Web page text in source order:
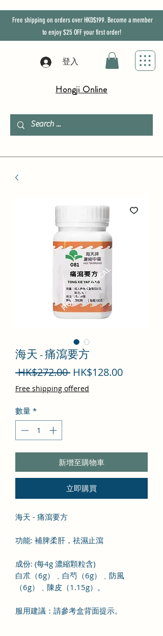
Free shipping on orders over HKD$199. Become a member
to enjoy$25 OFFyour first order!
登入
Hongji Online
海天 - 痛瀉要方
HK$272.00 一
般
HK$128.00促
Free shipping offered
數量 *
新增至購物車
立即購買
海天 - 痛瀉要方
功能: 補脾柔肝，祛濕止瀉
成份: (每4g 濃縮顆粒含)
白朮（6g）﹑白芍（6g）﹑防風
（6g）﹑陳皮（1.15g） 。
服用建議：請參考盒背面提示。